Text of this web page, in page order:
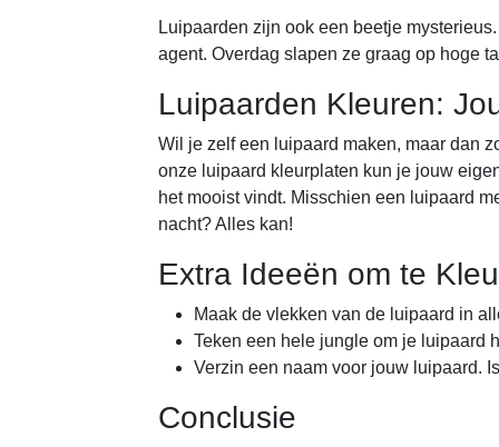
Luipaarden zijn ook een beetje
agent. Overdag slapen ze graag op hoge
Luipaarden Kleuren:
Wil je zelf een luipaard maken, maar dan
onze luipaard kleurplaten kun je jouw
het mooist vindt. Misschien een luipaard
nacht? Alles kan!
Extra Ideeën om te
Maak de vlekken van de luipaard in
Teken een hele jungle om je luipaard
Verzin een naam voor jouw luipaard.
Conclusie